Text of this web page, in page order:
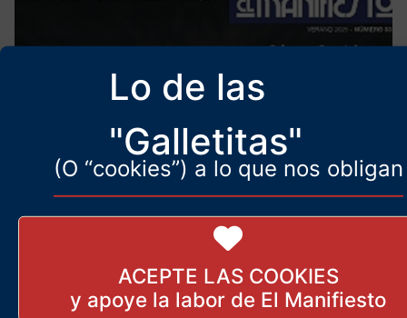
Lo de las
"Galletitas"
(O “cookies”) a lo que nos obligan
ACEPTE LAS COOKIES
Abrimos las páginas de nuestra
revista